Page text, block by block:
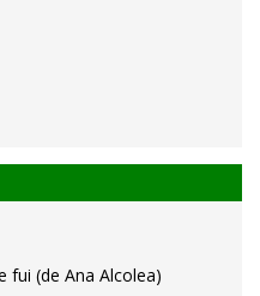
fui (de Ana Alcolea)